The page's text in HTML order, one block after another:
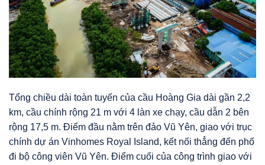
Tổng chiều dài toàn tuyến của cầu Hoàng Gia dài gần 2,2
km, cầu chính rộng 21 m với 4 làn xe chạy, cầu dẫn 2 bên
rộng 17,5 m. Điểm đầu nằm trên đảo Vũ Yên, giao với trục
chính dự án Vinhomes Royal Island, kết nối thẳng đến phố
đi bộ công viên Vũ Yên. Điểm cuối của công trình giao với